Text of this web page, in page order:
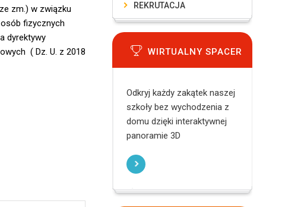
zm.) w związku
fizycznych
dyrektywy
( Dz. U. z 2018
REKRUTACJA
WIRTUALNY SPACER
Odkryj każdy zakątek naszej
szkoły bez wychodzenia z
domu dzięki interaktywnej
panoramie 3D